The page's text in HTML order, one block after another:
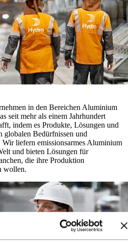
in den Bereichen Aluminium
seit mehr als einem Jahrhundert
indem es Produkte, Lösungen und
globalen Bedürfnissen und
liefern emissionsarmes Aluminium
und bieten Lösungen für
die ihre Produktion
wollen.